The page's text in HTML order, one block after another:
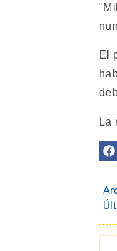
El
La